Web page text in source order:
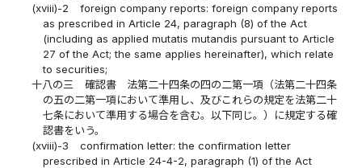
(xviii)-2
foreign company reports: foreign company reports
as prescribed in Article 24, paragraph (8) of the Act
(including as applied mutatis mutandis pursuant to Article
27 of the Act; the same applies hereinafter), which relate
to securities;
十八の三
確認書 法第二十四条の四の二第一項（法第二十四条
の五の二第一項において準用し、及びこれらの規定を法第二十
七条において準用する場合を含む。以下同じ。）に規定する確
認書をいう。
(xviii)-3
confirmation letter: the confirmation letter
prescribed in Article 24-4-2, paragraph (1) of the Act